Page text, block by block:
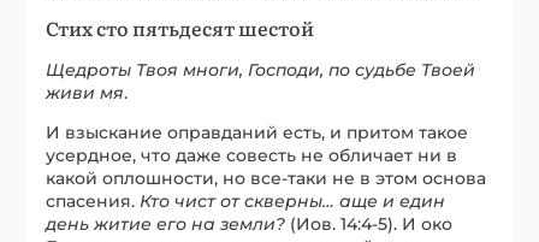
Стих сто пятьдесят шестой
Щедроты Твоя многи, Господи, по судьбе Твоей
живи мя.
И взыскание оправданий есть, и притом такое
усердное, что даже совесть не обличает ни в
какой оплошности, но все-таки не в этом основа
спасения. Кто чист от скверны… аще и един
день житие его на земли? (Иов. 14:4-5). И око